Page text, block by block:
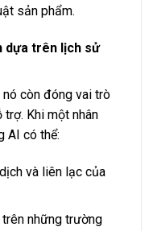
sản phẩm.
dựa trên lịch sử
còn đóng vai trò
trợ. Khi một nhân
AI có thể:
và liên lạc của
những trường